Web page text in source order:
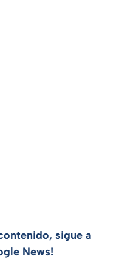
sigue a
News!